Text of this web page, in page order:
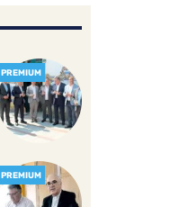
PREMIUM
PREMIUM